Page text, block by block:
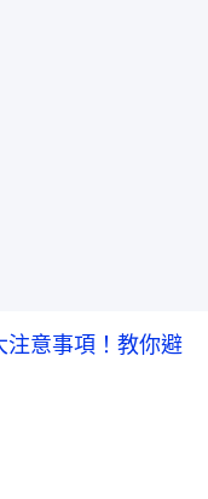
注意事項！教你避